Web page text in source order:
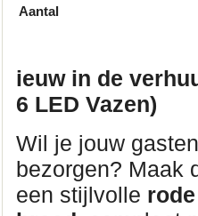
Aantal
ieuw in de
6 LED Vazen)
Wil je jouw
bezorgen? Maak
een stijlvolle